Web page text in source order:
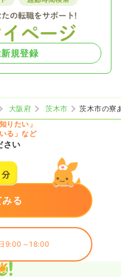
規登録
大阪府 茨木市
茨木市の寮
りたい」
る」など
さい
る
9:00～18:00